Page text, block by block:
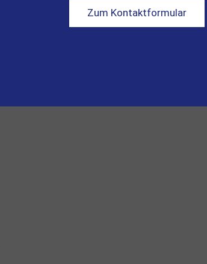
Zum Kontaktformular